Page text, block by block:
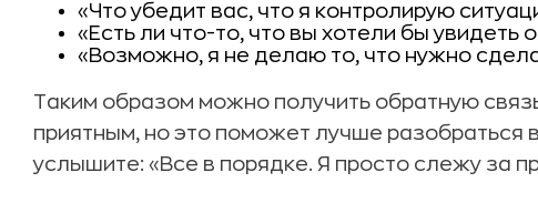
«Что убедит вас, что я контролирую
«Есть ли что-то, что вы хотели бы увидеть
«Возможно, я не делаю то, что нужно
Таким образом можно получить обратную
приятным, но это поможет лучше разобраться
услышите: «Все в порядке. Я просто слежу за